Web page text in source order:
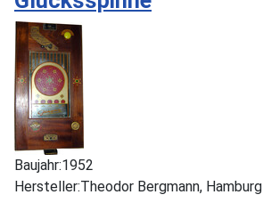
Baujahr:1952
Hersteller:Theodor Bergmann, Hamburg